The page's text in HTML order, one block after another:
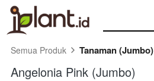
Semua Produk Tanaman (Jumbo)
Angelonia Pink (Jumbo)